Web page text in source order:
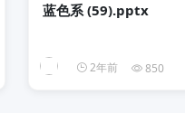
蓝色系 (59).pptx
2年前 850